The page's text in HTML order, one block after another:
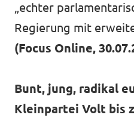
„echter
Regierung mit
(Focus Online,
Bunt, jung, radikal
Kleinpartei Volt bis